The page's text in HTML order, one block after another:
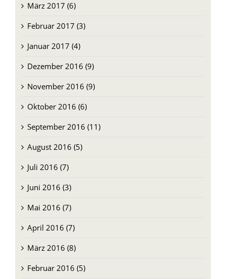
März 2017 (6)
Februar 2017 (3)
Januar 2017 (4)
Dezember 2016 (9)
November 2016 (9)
Oktober 2016 (6)
September 2016 (11)
August 2016 (5)
Juli 2016 (7)
Juni 2016 (3)
Mai 2016 (7)
April 2016 (7)
März 2016 (8)
Februar 2016 (5)